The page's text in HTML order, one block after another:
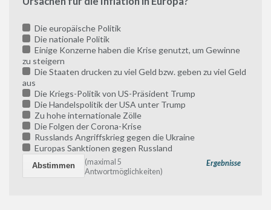
Die europäische Politik
Die nationale Politik
Einige Konzerne haben die Krise genutzt, um Gewinne
zu steigern
Die Staaten drucken zu viel Geld bzw. geben zu viel Geld
aus
Die Kriegs-Politik von US-Präsident Trump
Die Handelspolitik der USA unter Trump
Zu hohe internationale Zölle
Die Folgen der Corona-Krise
Russlands Angriffskrieg gegen die Ukraine
Europas Sanktionen gegen Russland
Ergebnisse
(maximal 5
Antwortmöglichkeiten)